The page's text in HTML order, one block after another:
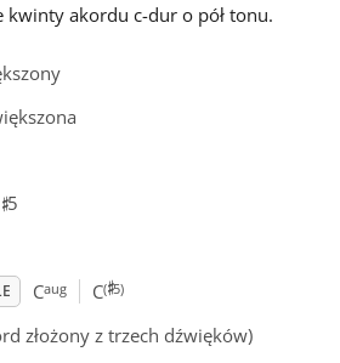
kwinty akordu c-dur o pół tonu.
♯5
Caug C(♯5)
złożony z trzech dźwięków)